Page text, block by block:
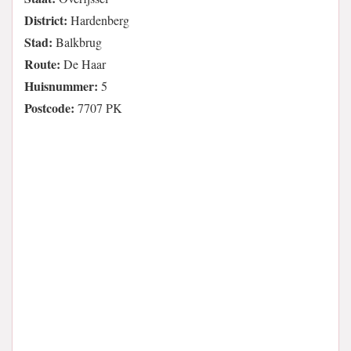
District: Hardenberg
Stad: Balkbrug
Route: De Haar
Huisnummer: 5
Postcode: 7707 PK